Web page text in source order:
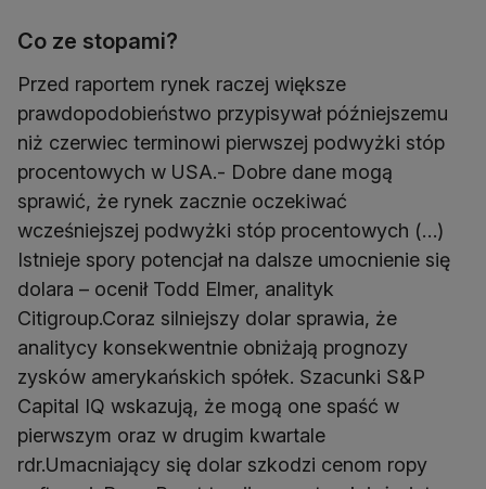
Co ze stopami?
Przed raportem rynek raczej większe
prawdopodobieństwo przypisywał późniejszemu
niż czerwiec terminowi pierwszej podwyżki stóp
procentowych w USA.- Dobre dane mogą
sprawić, że rynek zacznie oczekiwać
wcześniejszej podwyżki stóp procentowych (…)
Istnieje spory potencjał na dalsze umocnienie się
dolara – ocenił Todd Elmer, analityk
Citigroup.Coraz silniejszy dolar sprawia, że
analitycy konsekwentnie obniżają prognozy
zysków amerykańskich spółek. Szacunki S&P
Capital IQ wskazują, że mogą one spaść w
pierwszym oraz w drugim kwartale
rdr.Umacniający się dolar szkodzi cenom ropy